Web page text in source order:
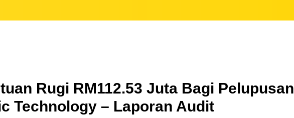
Rugi RM112.53 Juta Bagi Pelupusan
Technology – Laporan Audit